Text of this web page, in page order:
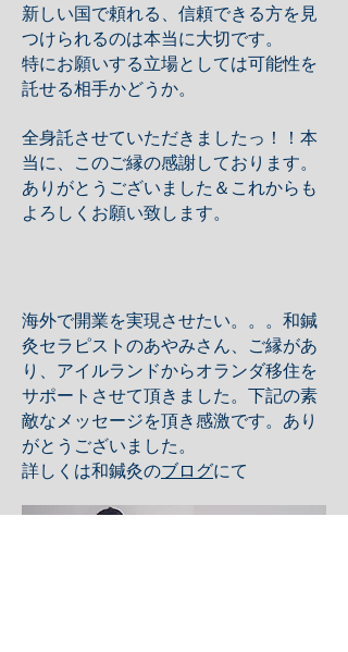
新しい国で頼れる、信頼できる方を見
つけられるのは本当に大切です。
特にお願いする立場としては可能性を
託せる相手かどうか。
全身託させていただきましたっ！！本
当に、このご縁の感謝しております。
ありがとうございました＆これからも
よろしくお願い致します。
​海外で開業を実現させたい。。。和鍼
灸セラピストのあやみさん、ご縁があ
り、アイルランドからオランダ移住を
サポートさせて頂きました。​下記の素
敵なメッセージを頂き感激です。あり
がとうございました。
詳しくは和鍼灸のブログにて